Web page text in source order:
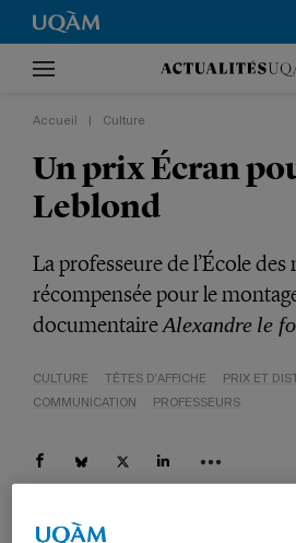
Accueil Culture
Un prix Écran
Leblond
La professeure de l’École des
récompensée pour le
documentaireAlexandre le
CULTURE TÊTES D'AFFICHE
PRIX ET
COMMUNICATION
PROFESSEURS